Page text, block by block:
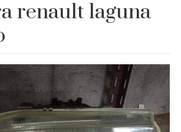
renault laguna